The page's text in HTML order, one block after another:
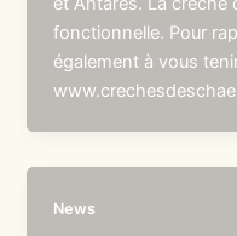
fonctionnelle. Pour
également à vous
News